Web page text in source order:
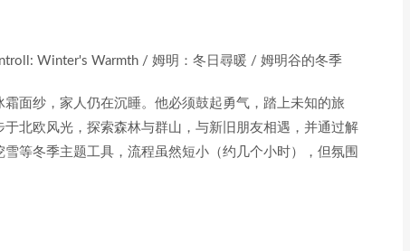
Winter's Warmth / 姆明：冬日尋暖 / 姆明谷的冬季
面纱，家人仍在沉睡。他必须鼓起勇气，踏上未知的旅
北欧风光，探索森林与群山，与新旧朋友相遇，并通过解
等冬季主题工具，流程虽然短小（约几个小时），但氛围